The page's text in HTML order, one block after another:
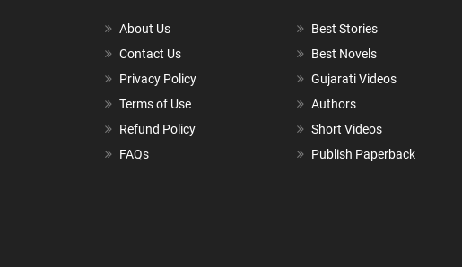
About Us
Contact Us
Privacy Policy
Terms of Use
Refund Policy
FAQs
Best Stories
Best Novels
Gujarati Videos
Authors
Short Videos
Publish Paperback